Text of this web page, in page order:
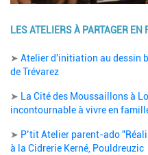
LES ATELIERS À PARTAGER EN
Description
➤ Atelier d'initiation au dessin
de Trévarez
➤ La Cité des Moussaillons à
incontournable à vivre en
➤ P’tit Atelier parent-ado
à la Cidrerie Kerné, Pouldreuzic